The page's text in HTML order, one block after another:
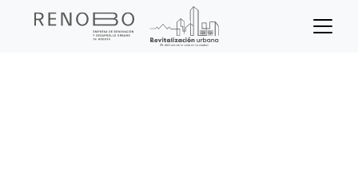
Sitio Web Empresa de
Noticias